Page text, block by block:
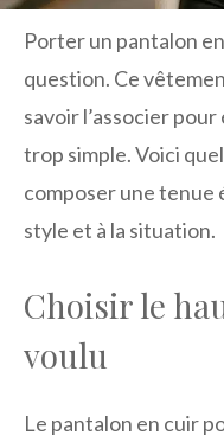
Porter un pantalon
question. Ce
savoir l’associer
trop simple. Voici
composer une tenue
style et à la situation.
Choisir le
voulu
Le pantalon en cuir